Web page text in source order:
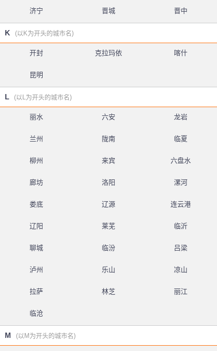
济宁 晋城 晋中
K (以K为开头的城市名)
开封 克拉玛依 喀什
昆明
L (以L为开头的城市名)
丽水 六安 龙岩
兰州 陇南 临夏
柳州 来宾 六盘水
廊坊 洛阳 漯河
娄底 辽源 连云港
辽阳 莱芜 临沂
聊城 临汾 吕梁
泸州 乐山 凉山
拉萨 林芝 丽江
临沧
M (以M为开头的城市名)